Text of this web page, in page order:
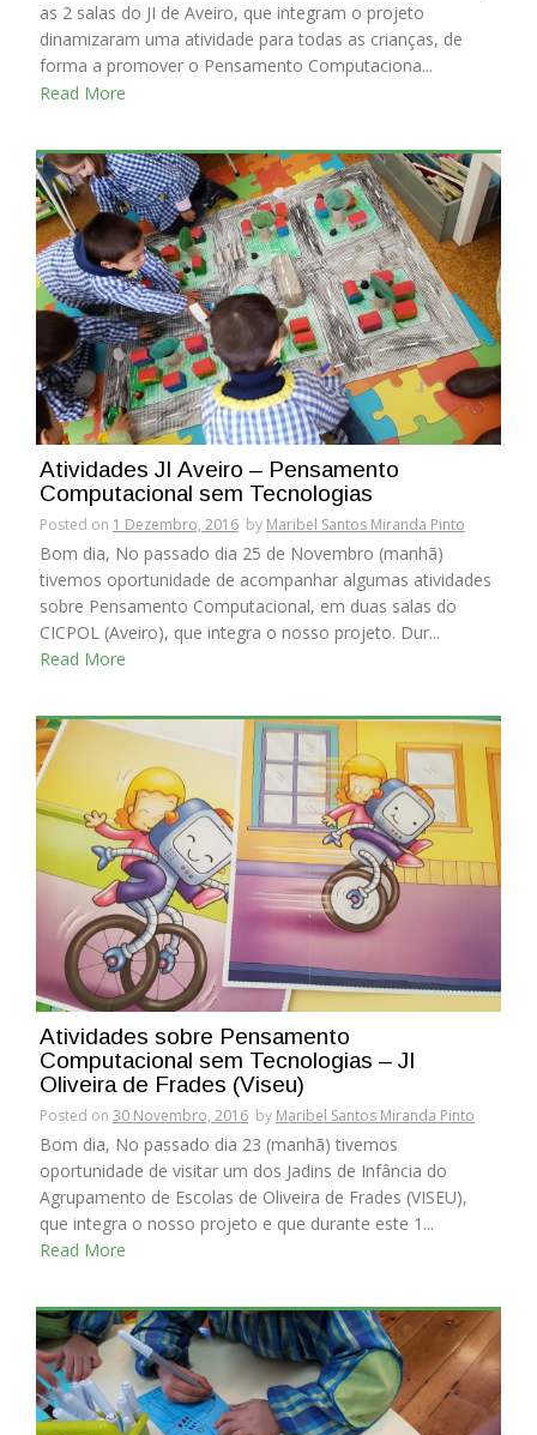
as 2 salas do JI de Aveiro, que integram o projeto
dinamizaram uma atividade para todas as crianças, de
forma a promover o Pensamento Computaciona...
Read More
Atividades JI Aveiro – Pensamento
Computacional sem Tecnologias
Posted on 1 Dezembro, 2016 by Maribel Santos Miranda Pinto
Bom dia, No passado dia 25 de Novembro (manhã)
tivemos oportunidade de acompanhar algumas atividades
sobre Pensamento Computacional, em duas salas do
CICPOL (Aveiro), que integra o nosso projeto. Dur...
Read More
Atividades sobre Pensamento
Computacional sem Tecnologias – JI
Oliveira de Frades (Viseu)
Posted on 30 Novembro, 2016 by Maribel Santos Miranda Pinto
Bom dia, No passado dia 23 (manhã) tivemos
oportunidade de visitar um dos Jadins de Infância do
Agrupamento de Escolas de Oliveira de Frades (VISEU),
que integra o nosso projeto e que durante este 1...
Read More